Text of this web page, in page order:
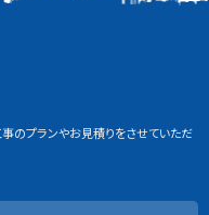
のプランやお見積りをさせていただ